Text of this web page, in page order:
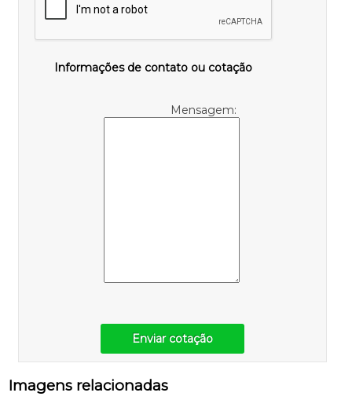
Informações de contato ou cotação
Mensagem:
Enviar cotação
Imagens relacionadas